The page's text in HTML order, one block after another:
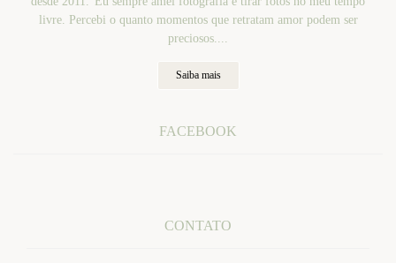
livre. Percebi o quanto momentos que retratam amor podem ser
preciosos....
Saiba mais
FACEBOOK
CONTATO